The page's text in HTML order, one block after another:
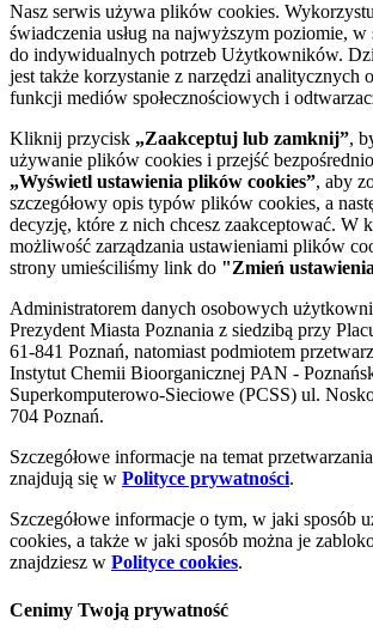
Nasz serwis używa plików cookies.
świadczenia usług na najwyższym poziomie, w
do indywidualnych potrzeb Użytkowników.
jest także korzystanie z narzędzi analitycznych
funkcji mediów społecznościowych i
Kliknij przycisk „Zaakceptuj lub zamknij”,
używanie plików cookies i przejść
„Wyświetl ustawienia plików cookies”, aby
szczegółowy opis typów plików cookies, a
decyzję, które z nich chcesz zaakceptować. W
możliwość zarządzania ustawieniami plików
strony umieściliśmy link do "Zmień
Administratorem danych osobowych
Prezydent Miasta Poznania z siedzibą przy
61-841 Poznań, natomiast podmiotem
Instytut Chemii Bioorganicznej PAN -
Superkomputerowo-Sieciowe (PCSS) ul.
704 Poznań.
Szczegółowe informacje na temat
znajdują się w Polityce prywatności.
Szczegółowe informacje o tym, w jaki sposób
cookies, a także w jaki sposób można je
znajdziesz w Polityce cookies.
Cenimy Twoją prywatność